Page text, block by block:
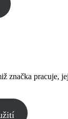
značka pracuje,